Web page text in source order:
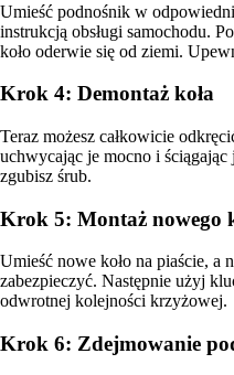
Umieść podnośnik w
instrukcją obsługi samochodu.
koło oderwie się od ziemi.
Krok 4: Demontaż koła
Teraz możesz całkowicie
uchwycając je mocno i
zgubisz śrub.
Krok 5: Montaż nowego
Umieść nowe koło na piaście, a
zabezpieczyć. Następnie użyj
odwrotnej kolejności krzyżowej.
Krok 6: Zdejmowanie